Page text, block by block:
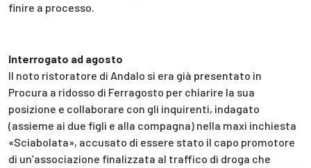
finire a processo.
Interrogato ad agosto
Il noto ristoratore di Andalo si era già presentato in
Procura a ridosso di Ferragosto per chiarire la sua
posizione e collaborare con gli inquirenti, indagato
(assieme ai due figli e alla compagna) nella maxi inchiesta
«Sciabolata», accusato di essere stato il capo promotore
di un’associazione finalizzata al traffico di droga che